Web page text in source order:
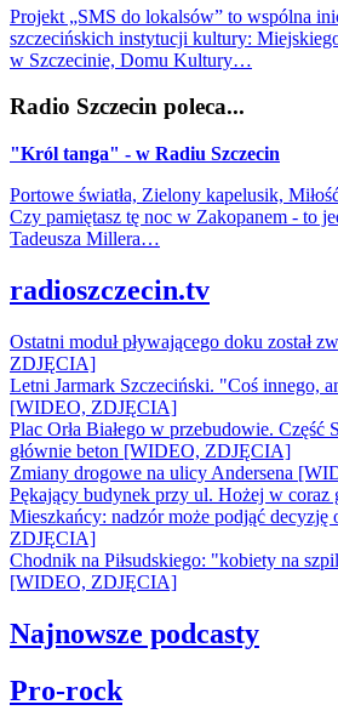
Projekt „SMS do lokalsów” to wspólna
szczecińskich instytucji kultury:
w Szczecinie, Domu Kultury…
Radio Szczecin poleca...
"Król tanga" - w Radiu Szczecin
Portowe światła, Zielony kapelusik,
Czy pamiętasz tę noc w Zakopanem - to
Tadeusza Millera…
radioszczecin.tv
Ostatni moduł pływającego doku został
ZDJĘCIA]
Letni Jarmark Szczeciński. "Coś innego,
[WIDEO, ZDJĘCIA]
Plac Orła Białego w przebudowie. Część
głównie beton [WIDEO, ZDJĘCIA]
Zmiany drogowe na ulicy Andersena
Pękający budynek przy ul. Hożej w coraz
Mieszkańcy: nadzór może podjąć
ZDJĘCIA]
Chodnik na Piłsudskiego: "kobiety na
[WIDEO, ZDJĘCIA]
Najnowsze podcasty
Pro-rock